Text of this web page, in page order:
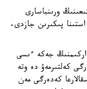
ورىنباسارى
پىكىرىن جازدى،
جەكە ءىسى
كەلتىرمەۋ دە وتە
كەدەرگى مەن